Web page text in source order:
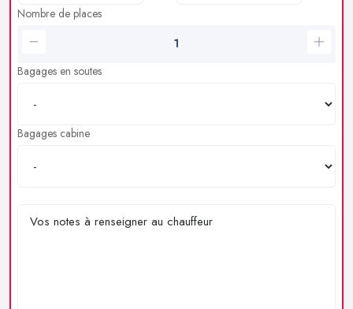
Nombre de places
Bagages en soutes
Bagages cabine